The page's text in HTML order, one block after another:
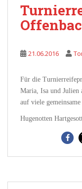
21.06.2016
Für die
Maria, Isa und
auf viele
Hugenotten